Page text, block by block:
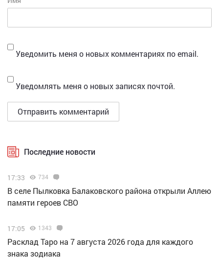
Уведомить меня о новых комментариях по email.
Уведомлять меня о новых записях почтой.
Последние новости
17:33 734
В селе Пылковка Балаковского района открыли Аллею
памяти героев СВО
17:05 1343
Расклад Таро на 7 августа 2026 года для каждого
знака зодиака